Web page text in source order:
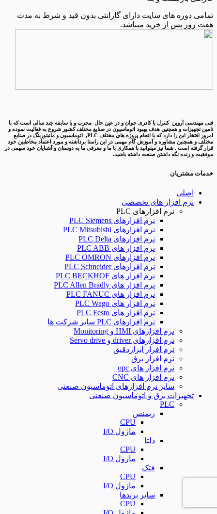
تمامی دوره های سایت دارای گارانتی بدون قید و شرط به مدت
هفت روز پس از خرید میباشد.
فنی مهندسی آروین کنترل با کادری جوان و در عین حال مجرب و با سابقه چند سالی است که با
تامین تجهیزات و همچنین هدف بهبود اتوماسیون در صنایع مختلف کشور شروع به فعالیت نموده و
امروز افتخار این را دارد که با انجام پروژه های مختلف PLC, اتوماسیون و مانیتورینگ در صنایع
مختلف و همچنین مشاوره و آموزش گام مهمی در این راستا برداشته و مورد اعتماد مخاطبین خود
قرار گرفته است . شما نیز میتوانید با همکاری با ما و معرفی ما به دوستان و آشنایان خود سهمی در
موفقیت و زنده نگه داشتن صنعت داشته باشید.
خدمات مشتریان
اصلی
نرم افزار های تخصصی
نرم افزارهای PLC
نرم افزارهای PLC Siemens
نرم افزارهای PLC Mitsubishi
نرم‌ افزارهای PLC Delta
نرم افزار های PLC ABB
نرم افزارهای PLC OMRON
نرم افزارهای PLC Schneider
نرم افزار های PLC BECKHOF
نرم افزار های PLC Allen Bradly
نرم افزار های PLC FANUC
نرم افزار های PLC Wago
نرم افزار های PLC Festo
نرم افزارهای PLC سایر شرکت ها
نرم افزارهای HMI و Monitoring
نرم افزارهای driver و Servo drive
نرم افزار ابزاردقیق
نرم افزار برق
نرم افزار های opc
نرم افزار های CNC
سایر نرم افزارهای اتوماسیون صنعتی
تجهیزات برق و اتوماسیون صنعتی
PLC
زیمنس
CPU
ماژول I/O
دلتا
CPU
ماژول I/O
فتک
CPU
ماژول I/O
سایر برندها
CPU